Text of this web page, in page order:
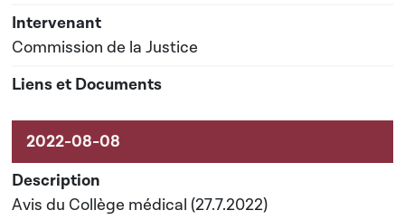
06-2023
Commission de la Justice
Avis du Collège médical (27.7.2022)